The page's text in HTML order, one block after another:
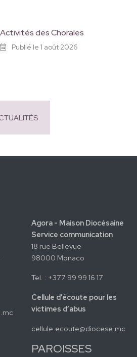
Activités des Chorales
Publié le 1 août 2026
Agora - Maison Diocésaine
Service communication
18 rue Bellevue
98000 Monaco
Tel. : +377 99 99 16 17
Cellule d’écoute pour les
victimes d’abus
cellule.ecoute@diocese.mc
PAROISSES